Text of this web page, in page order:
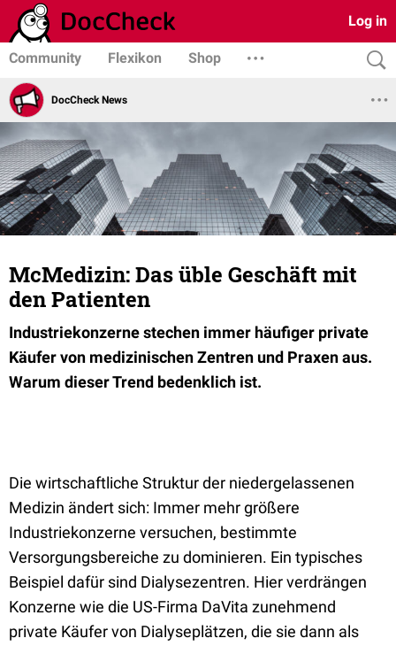
Log in
Community Flexikon Shop
DocCheck News
McMedizin: Das üble Geschäft mit
den Patienten
Industriekonzerne stechen immer häufiger private
Käufer von medizinischen Zentren und Praxen aus.
Warum dieser Trend bedenklich ist.
Die wirtschaftliche Struktur der niedergelassenen
Medizin ändert sich: Immer mehr größere
Industriekonzerne versuchen, bestimmte
Versorgungsbereiche zu dominieren. Ein typisches
Beispiel dafür sind Dialysezentren. Hier verdrängen
Konzerne wie die US-Firma DaVita zunehmend
private Käufer von Dialyseplätzen, die sie dann als